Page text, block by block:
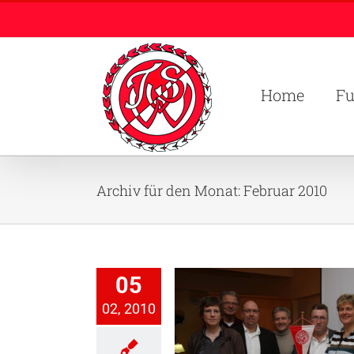
Inhalt
Home
Archiv für den Monat:Februar 2010
05
02, 2010